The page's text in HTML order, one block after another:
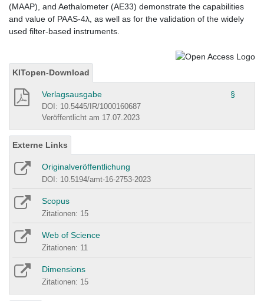
(MAAP), and Aethalometer (AE33) demonstrate the capabilities
and value of PAAS-4λ, as well as for the validation of the widely
used filter-based instruments.
KITopen-Download
Verlagsausgabe §
DOI: 10.5445/IR/1000160687
Veröffentlicht am 17.07.2023
Externe Links
Originalveröffentlichung
DOI: 10.5194/amt-16-2753-2023
Scopus
Zitationen: 15
Web of Science
Zitationen: 11
Dimensions
Zitationen: 15